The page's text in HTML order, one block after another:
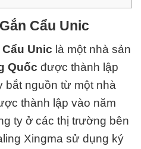
Cẩu Unic
Unic là một nhà sản
Quốc được thành lập
bắt nguồn từ một nhà
thành lập vào năm
ty ở các thị trường bên
Xingma sử dụng ký